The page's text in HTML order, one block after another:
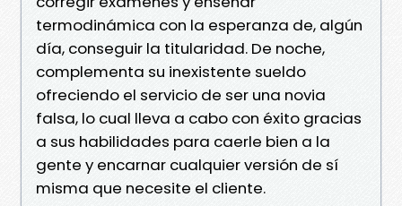
termodinámica con la esperanza de, algún
día, conseguir la titularidad. De noche,
complementa su inexistente sueldo
ofreciendo el servicio de ser una novia
falsa, lo cual lleva a cabo con éxito gracias
a sus habilidades para caerle bien a la
gente y encarnar cualquier versión de sí
misma que necesite el cliente.